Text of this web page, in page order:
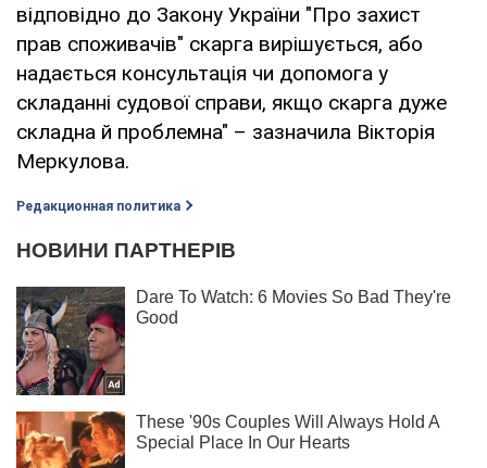
відповідно до Закону України "Про захист
прав споживачів" скарга вирішується, або
надається консультація чи допомога у
складанні судової справи, якщо скарга дуже
складна й проблемна" – зазначила Вікторія
Меркулова.
Редакционная политика